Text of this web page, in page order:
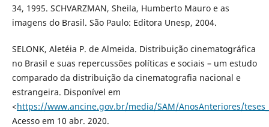
34, 1995. SCHVARZMAN, Sheila, Humberto Mauro e as
imagens do Brasil. São Paulo: Editora Unesp, 2004.
SELONK, Aletéia P. de Almeida. Distribuição cinematográfica
no Brasil e suas repercussões políticas e sociais – um estudo
comparado da distribuição da cinematografia nacional e
estrangeira. Disponível em
<https://www.ancine.gov.br/media/SAM/AnosAnteriores/
Acesso em 10 abr. 2020.